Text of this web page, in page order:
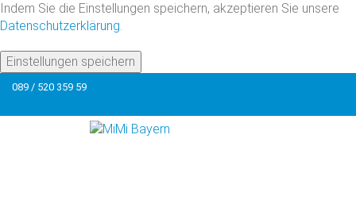
Indem Sie die Einstellungen speichern, akzeptieren Sie unsere
Datenschutzerklärung.
Einstellungen speichern
089 / 520 359 59